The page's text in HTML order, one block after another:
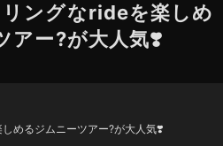
ングなrideを楽しめ
アー?が大人気❣️
めるジムニーツアー?が大人気❣️